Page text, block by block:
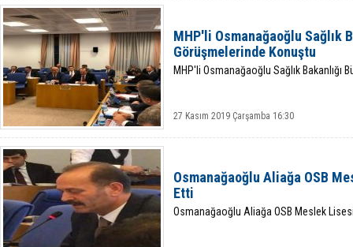
MHP'li Osmanağaoğlu Sağlık
Görüşmelerinde Konuştu
MHP'li Osmanağaoğlu Sağlık Bakanlığı
27 Kasım 2019 Çarşamba 16:30
Osmanağaoğlu Aliağa OSB
Etti
Osmanağaoğlu Aliağa OSB Meslek